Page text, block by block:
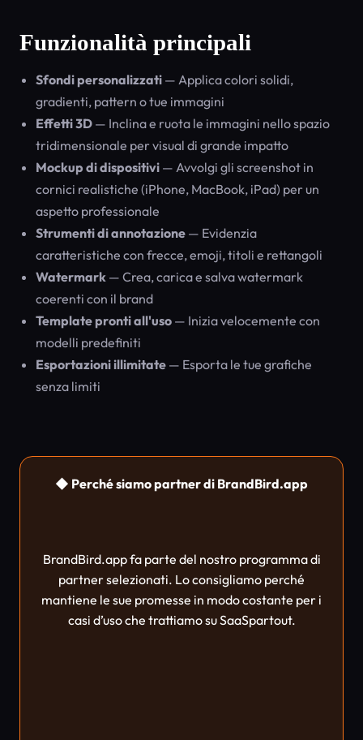
Funzionalità principali
Sfondi personalizzati — Applica colori solidi,
gradienti, pattern o tue immagini
Effetti 3D — Inclina e ruota le immagini nello spazio
tridimensionale per visual di grande impatto
Mockup di dispositivi — Avvolgi gli screenshot in
cornici realistiche (iPhone, MacBook, iPad) per un
aspetto professionale
Strumenti di annotazione — Evidenzia
caratteristiche con frecce, emoji, titoli e rettangoli
Watermark — Crea, carica e salva watermark
coerenti con il brand
Template pronti all'uso — Inizia velocemente con
modelli predefiniti
Esportazioni illimitate — Esporta le tue grafiche
senza limiti
◆ Perché siamo partner di BrandBird.app
BrandBird.app fa parte del nostro programma di
partner selezionati. Lo consigliamo perché
mantiene le sue promesse in modo costante per i
casi d’uso che trattiamo su SaaSpartout.